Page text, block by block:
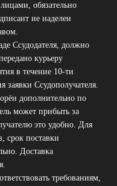
обязательно
не наделен
Ссудодателя, должно
курьеру
в течение 10-ти
заявки Ссудополучателя.
дополнительно по
может прибыть за
это удобно. Для
срок поставки
Доставка
требованиям,